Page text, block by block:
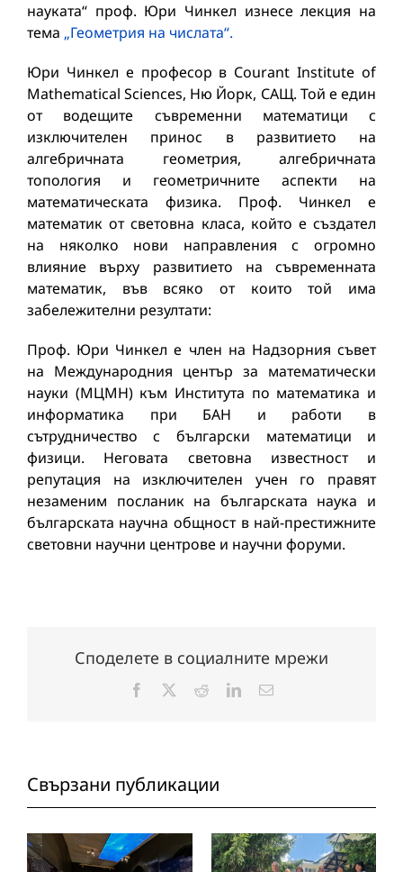
науката“ проф. Юри Чинкел изнесе лекция на
тема „Геометрия на числата“.
Юри Чинкел е професор в Courant Institute of
Mathematical Sciences, Ню Йорк, САЩ. Той е един
от водещите съвременни математици с
изключителен принос в развитието на
алгебричната геометрия, алгебричната
топология и геометричните аспекти на
математическата физика. Проф. Чинкел е
математик от световна класа, който е създател
на няколко нови направления с огромно
влияние върху развитието на съвременната
математик, във всяко от които той има
забележителни резултати:
Проф. Юри Чинкел е член на Надзорния съвет
на Международния център за математически
науки (МЦМН) към Института по математика и
информатика при БАН и работи в
сътрудничество с български математици и
физици. Неговата световна известност и
репутация на изключителен учен го правят
незаменим посланик на българската наука и
българската научна общност в най-престижните
световни научни центрове и научни форуми.
Споделете в социалните мрежи
Facebook RedditLinkedInЕлектронна
Свързани публикации